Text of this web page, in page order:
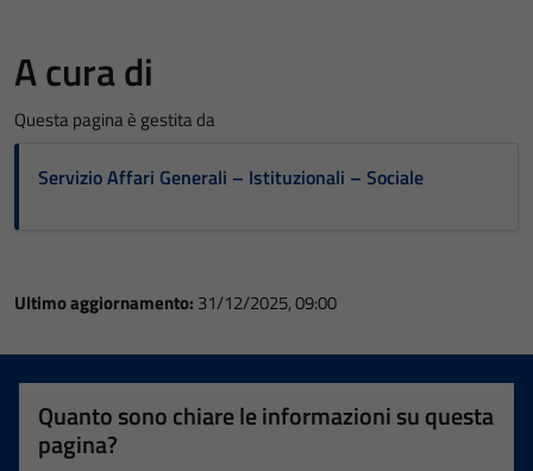
A cura di
Questa pagina è gestita da
Servizio Affari Generali – Istituzionali – Sociale
Ultimo aggiornamento: 31/12/2025, 09:00
Quanto sono chiare le informazioni su questa
pagina?